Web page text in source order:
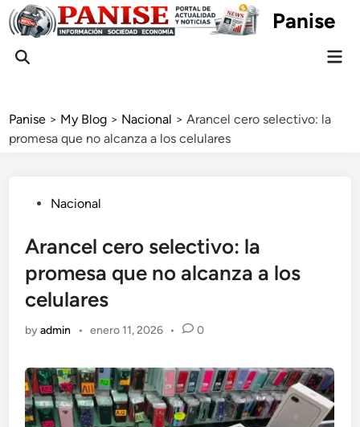
Skip
to
content
Panise
Open
Panise > My Blog > Nacional >Arancel cero selectivo: la
promesa que no alcanza a los celulares
PostedNacional
Arancel cero selectivo: la
promesa que no alcanza a los
celulares
byadmin • enero 11, 2026 • 0